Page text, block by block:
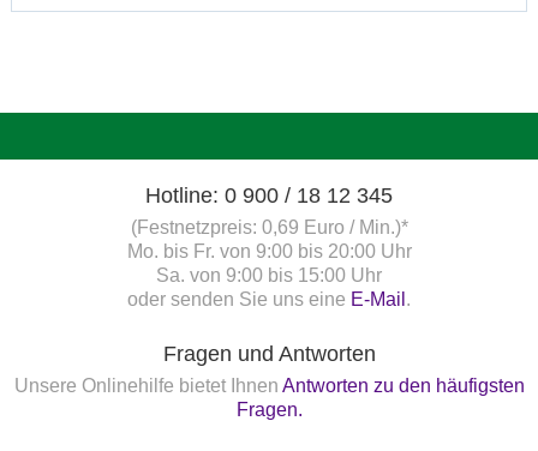
Hotline: 0 900 / 18 12 345
(Festnetzpreis: 0,69 Euro / Min.)*
Mo. bis Fr. von 9:00 bis 20:00 Uhr
Sa. von 9:00 bis 15:00 Uhr
oder senden Sie uns eine E-Mail .
Fragen und Antworten
Unsere Onlinehilfe bietet Ihnen Antworten zu den häufigsten
Fragen.